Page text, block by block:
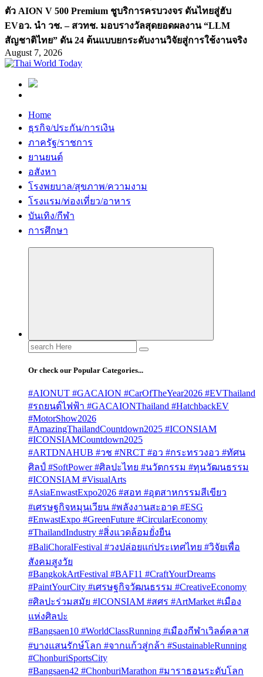
ตัว AION V 500 Premium ชูบริการครบวงจร ดันไทยสู่ฮับ
EVอว. นำ วช. – สวทช. มอบรางวัลสุดยอดผลงาน “LLM
สัญชาติไทย” ดัน 24 ต้นแบบยกระดับงานวิจัยสู่การใช้งานจริง
August 7, 2026
Home
ธุรกิจ/ประกัน/การเงิน
ภาครัฐ/ราชการ
ยานยนต์
อสังหา
โรงพยบาล/สุขภาพ/ความงาม
โรงแรม/ท่องเที่ยว/อาหาร
บันเทิง/กีฬา
การศึกษา
Search
for:
Or check our Popular Categories...
#AIONUT #GACAION #CarOfTheYear2026 #EVThailand
#รถยนต์ไฟฟ้า #GACAIONThailand #HatchbackEV
#MotorShow2026
#AmazingThailandCountdown2025 #ICONSIAM
#ICONSIAMCountdown2025
#ARTDNAHUB #วช #NRCT #อว #กระทรวงอว #ทัศน
ศิลป์ #SoftPower #ศิลปะไทย #นวัตกรรม #ทุนวัฒนธรรม
#ICONSIAM #VisualArts
#AsiaEnwastExpo2026 #สอท #อุตสาหกรรมสีเขียว
#เศรษฐกิจหมุนเวียน #พลังงานสะอาด #ESG
#EnwastExpo #GreenFuture #CircularEconomy
#ThailandIndustry #สิ่งแวดล้อมยั่งยืน
#BaliChoralFestival #วงปล่อยแก่ประเทศไทย #วิจัยเพื่อ
สังคมสูงวัย
#BangkokArtFestival #BAF11 #CraftYourDreams
#PaintYourCity #เศรษฐกิจวัฒนธรรม #CreativeEconomy
#ศิลปะร่วมสมัย #ICONSIAM #สศร #ArtMarket #เมือง
แห่งศิลปะ
#Bangsaen10 #WorldClassRunning #เมืองกีฬาเวิลด์คลาส
#บางแสนรักษ์โลก #จากแก้วสู่กล้า #SustainableRunning
#ChonburiSportsCity
#Bangsaen42 #ChonburiMarathon #มาราธอนระดับโลก